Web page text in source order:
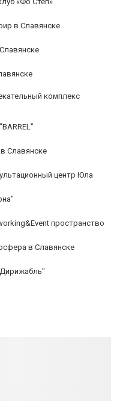
в Славянске
комплекс
Славянске
центр Юла
пространство
в Славянске